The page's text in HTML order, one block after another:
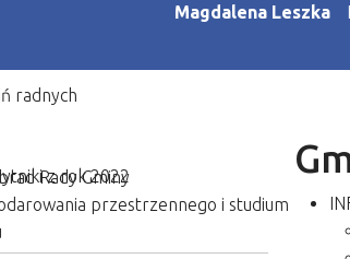
radnych
Rady Gminy
przestrzennego i studium
Magdalena Leszka
z rok 2022